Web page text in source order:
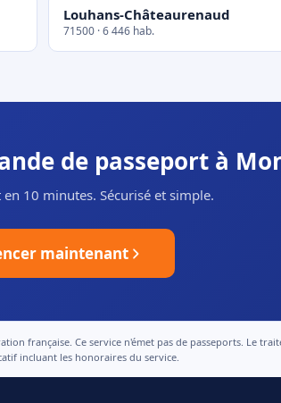
Louhans-Châteaurenaud
71500 · 6 446 hab.
de passeport à
10 minutes. Sécurisé et simple.
maintenant
française. Ce service n'émet pas de passeports. Le
incluant les honoraires du service.